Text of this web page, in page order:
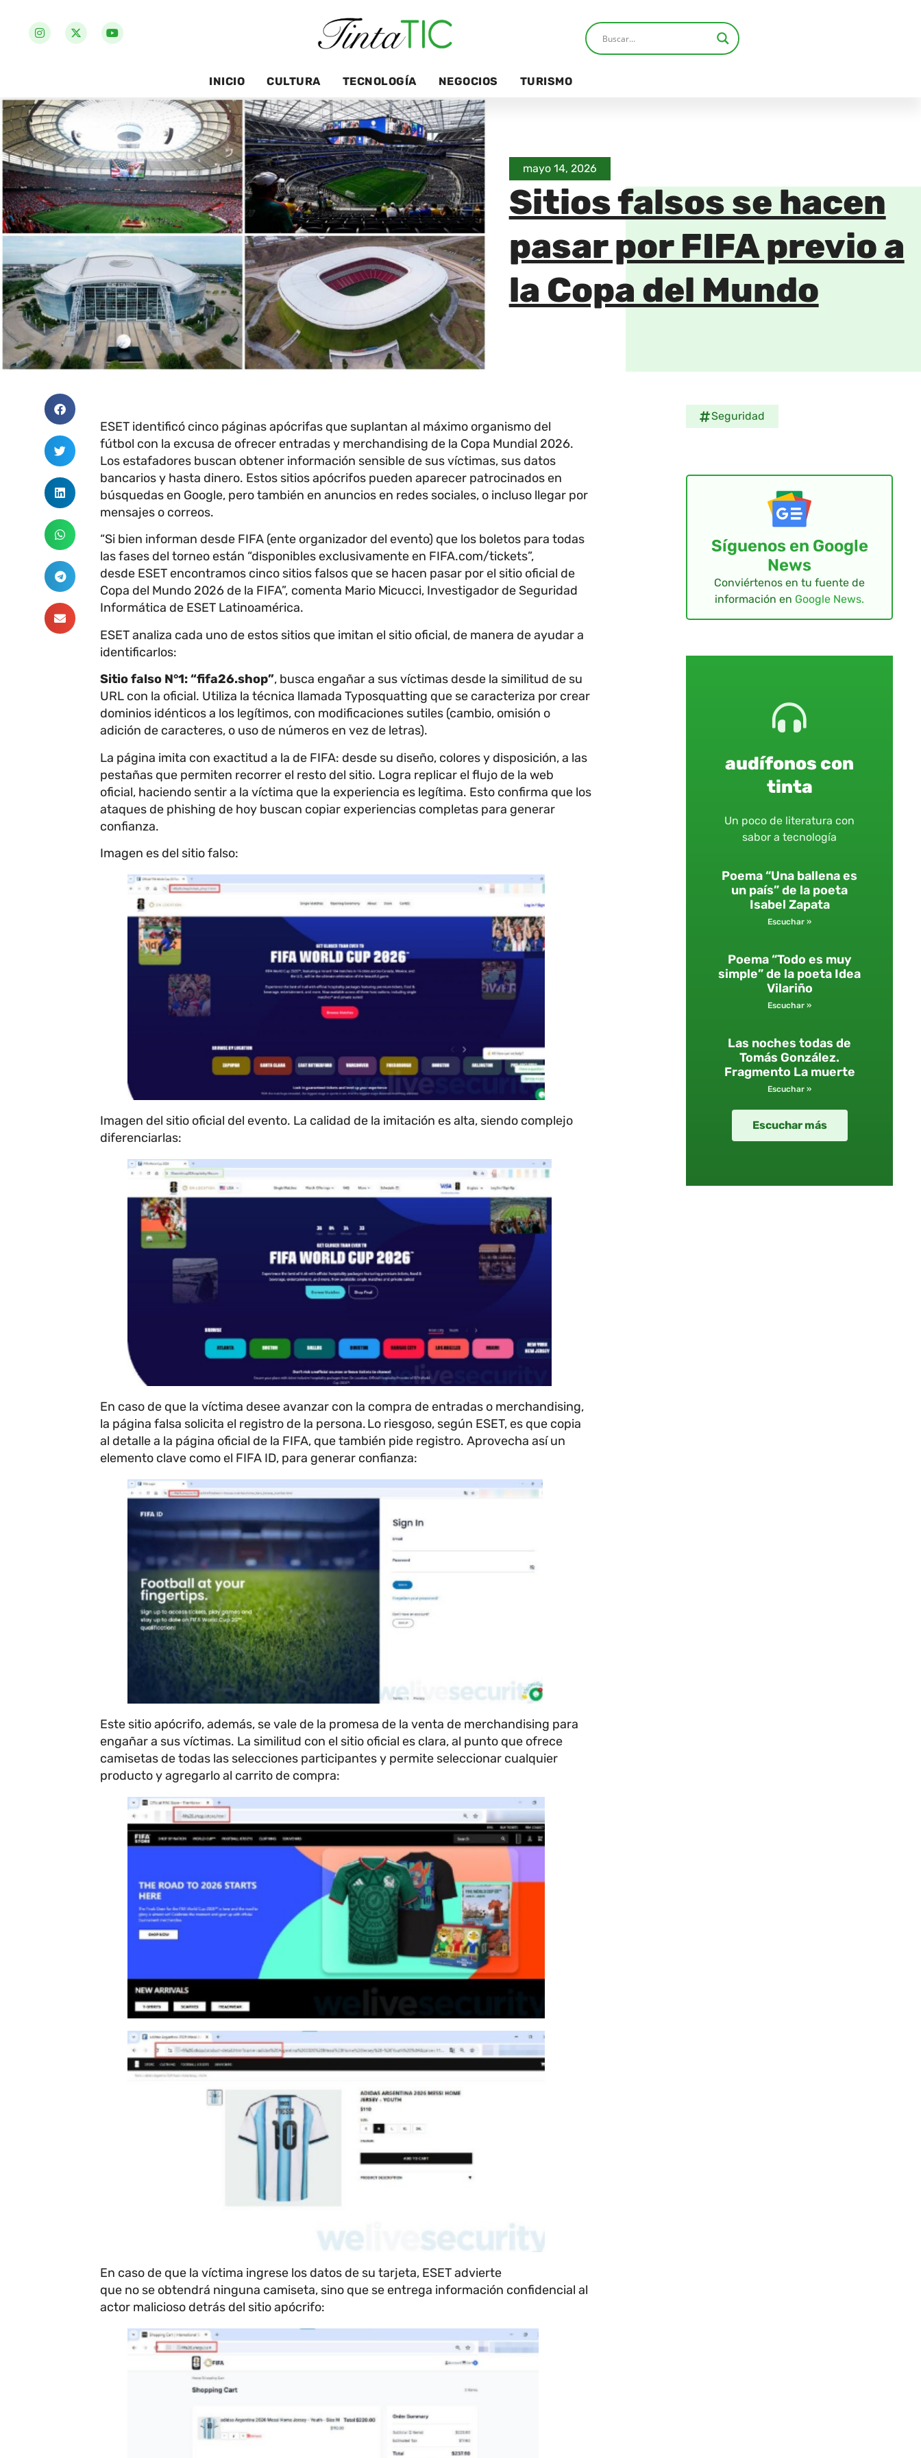
INICIO CULTURA TECNOLOGÍA NEGOCIOS TURISMO
mayo 14, 2026
Sitios falsos se hacen
pasar por FIFA previo a
la Copa del Mundo
ESET identificó cinco páginas apócrifas que suplantan al máximo organismo del
fútbol con la excusa de ofrecer entradas y merchandising de la Copa Mundial 2026.
Los estafadores buscan obtener información sensible de sus víctimas, sus datos
bancarios y hasta dinero. Estos sitios apócrifos pueden aparecer patrocinados en
búsquedas en Google, pero también en anuncios en redes sociales, o incluso llegar por
mensajes o correos.
“Si bien informan desde FIFA (ente organizador del evento) que los boletos para todas
las fases del torneo están “disponibles exclusivamente en FIFA.com/tickets”,
desde ESET encontramos cinco sitios falsos que se hacen pasar por el sitio oficial de
Copa del Mundo 2026 de la FIFA”, comenta Mario Micucci, Investigador de Seguridad
Informática de ESET Latinoamérica.
ESET analiza cada uno de estos sitios que imitan el sitio oficial, de manera de ayudar a
identificarlos:
Sitio falso N°1: “fifa26.shop”, busca engañar a sus víctimas desde la similitud de su
URL con la oficial. Utiliza la técnica llamada Typosquatting que se caracteriza por crear
dominios idénticos a los legítimos, con modificaciones sutiles (cambio, omisión o
adición de caracteres, o uso de números en vez de letras).
La página imita con exactitud a la de FIFA: desde su diseño, colores y disposición, a las
pestañas que permiten recorrer el resto del sitio. Logra replicar el flujo de la web
oficial, haciendo sentir a la víctima que la experiencia es legítima. Esto confirma que los
ataques de phishing de hoy buscan copiar experiencias completas para generar
confianza.
Imagen es del sitio falso:
Imagen del sitio oficial del evento. La calidad de la imitación es alta, siendo complejo
diferenciarlas:
En caso de que la víctima desee avanzar con la compra de entradas o merchandising,
la página falsa solicita el registro de la persona. Lo riesgoso, según ESET, es que copia
al detalle a la página oficial de la FIFA, que también pide registro. Aprovecha así un
elemento clave como el FIFA ID, para generar confianza:
Este sitio apócrifo, además, se vale de la promesa de la venta de merchandising para
engañar a sus víctimas. La similitud con el sitio oficial es clara, al punto que ofrece
camisetas de todas las selecciones participantes y permite seleccionar cualquier
producto y agregarlo al carrito de compra:
En caso de que la víctima ingrese los datos de su tarjeta, ESET advierte
que no se obtendrá ninguna camiseta, sino que se entrega información confidencial al
actor malicioso detrás del sitio apócrifo:
Seguridad
Síguenos en Google
News
Conviértenos en tu fuente de
información en Google News.
audífonos con
tinta
Un poco de literatura con
sabor a tecnología
Poema “Una ballena es
un país” de la poeta
Isabel Zapata
Escuchar »
Poema “Todo es muy
simple” de la poeta Idea
Vilariño
Escuchar »
Las noches todas de
Tomás González.
Fragmento La muerte
Escuchar »
Escuchar más